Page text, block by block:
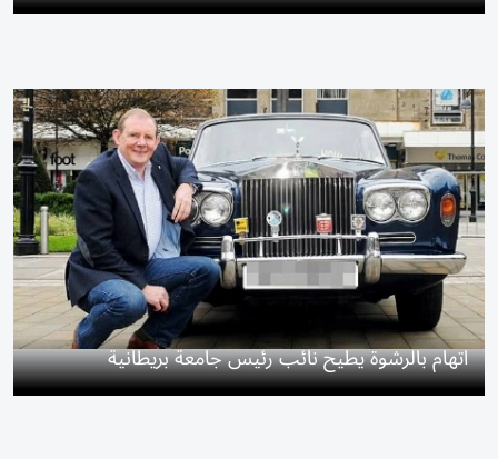
اتهام بالرشوة يطيح نائب رئيس جامعة بريطانية